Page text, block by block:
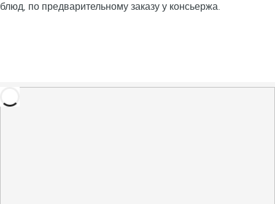
блюд, по предварительному заказу у консьержа.